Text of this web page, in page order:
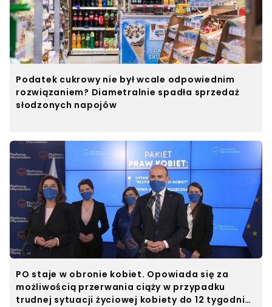
Podatek cukrowy nie był wcale odpowiednim
rozwiązaniem? Diametralnie spadła sprzedaż
słodzonych napojów
PO staje w obronie kobiet. Opowiada się za
możliwością przerwania ciąży w przypadku
trudnej sytuacji życiowej kobiety do 12 tygodnia